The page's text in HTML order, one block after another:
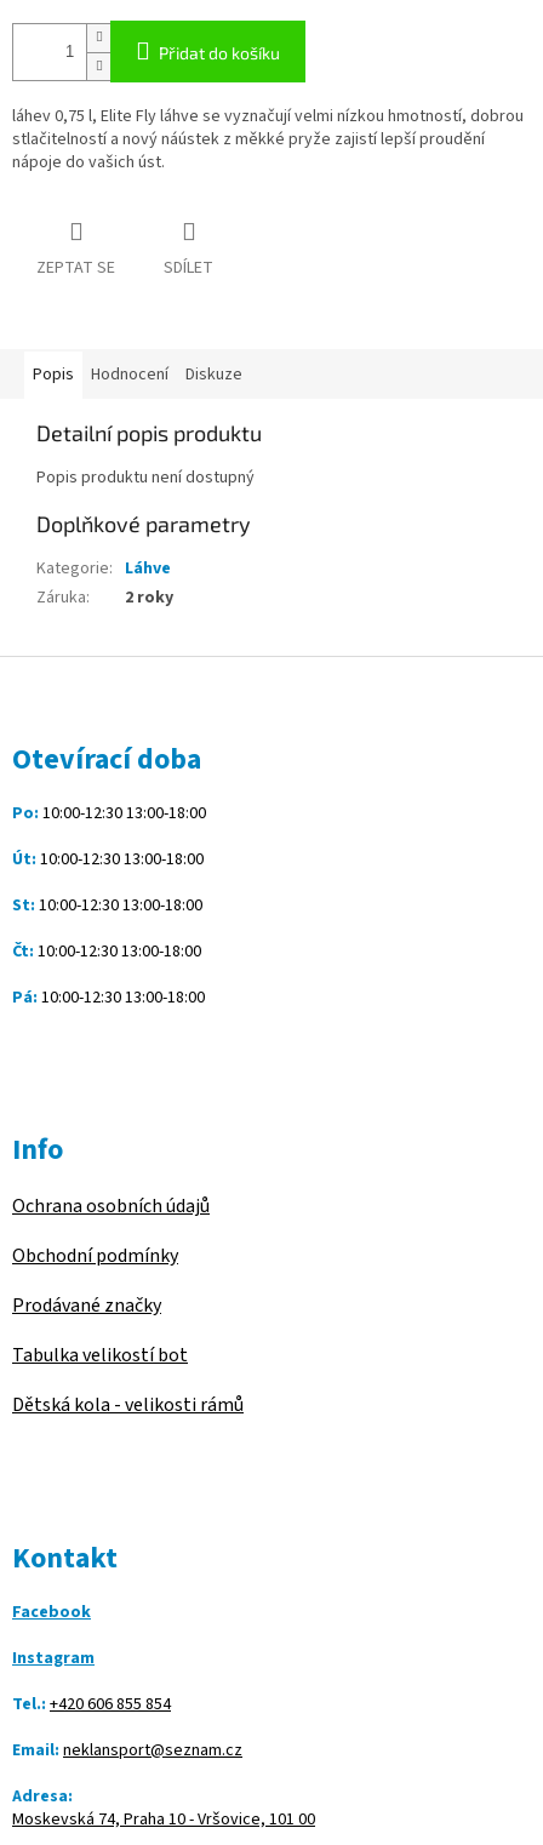
Přidat do košíku
láhev 0,75 l, Elite Fly láhve se vyznačují velmi nízkou hmotností, dobrou
stlačitelností a nový náústek z měkké pryže zajistí lepší proudění
nápoje do vašich úst.
ZEPTAT SE SDÍLET
Popis Hodnocení Diskuze
Detailní popis produktu
Popis produktu není dostupný
Doplňkové parametry
Kategorie: Láhve
Záruka: 2 roky
Otevírací doba
Po: 10:00-12:30 13:00-18:00
Út: 10:00-12:30 13:00-18:00
St: 10:00-12:30 13:00-18:00
Čt: 10:00-12:30 13:00-18:00
Pá: 10:00-12:30 13:00-18:00
Info
Ochrana osobních údajů
Obchodní podmínky
Prodávané značky
Tabulka velikostí bot
Dětská kola - velikosti rámů
Kontakt
Facebook
Instagram
Tel.: +420 606 855 854
Email: neklansport@seznam.cz
Adresa:
Moskevská 74, Praha 10 - Vršovice, 101 00